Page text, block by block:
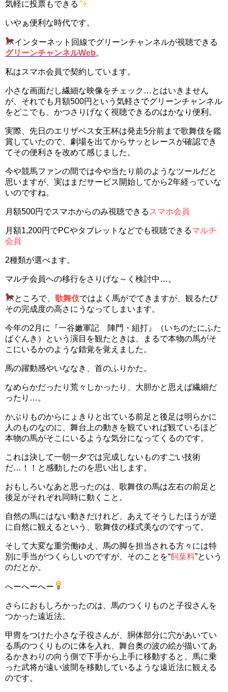
気軽に投票もできる
いやぁ便利な時代です。
インターネット回線でグリーンチャンネルが視聴できる
グリーンチャンネルWeb。
私はスマホ会員で契約しています。
小さな画面だし繊細な映像をチェック…とはいきません
が、それでも月額500円という気軽さでグリーンチャンネル
をどこでも、かつさりげなく視聴できるのはかなり便利。
実際、先日のエリザベス女王杯は発走5分前まで歌舞伎を鑑
賞していたので、劇場を出てからサッとレースが確認でき
てその便利さを改めて感じました。
今や競馬ファンの間では今や当たり前のようなツールだと
思いますが、実はまだサービス開始してから2年経っていな
いのですね。
月額500円でスマホからのみ視聴できる スマホ会員
月額1,200円でPCやタブレットなどでも視聴できるマルチ
会員
2種類が選べます。
マルチ会員への移行をさりげな～く検討中…。
ところで、 歌舞伎ではよく馬がでてきますが、観るたび
その完成度の高さにうなってしまいます。
今年の2月に『一谷嫩軍記 陣門・組打』（いちのたにふた
ばぐんき）という演目を観たときは、まるで本物の馬がそ
こにいるかのような錯覚を覚えました。
馬の躍動感やいななき、首のふりかた。
なめらかだったり荒々しかったり、大胆かと思えば繊細だ
ったり…。
かぶりものからにょきりと出ている前足と後足は明らかに
人のものなのに、舞台上の動きを観ていれば観ているほど
本物の馬がそこにいるような気分になってくるのです。
これは決して一朝一夕では完成しないものすごい技術
だ…！！と感動したのを思い出します。
おもしろいなあと思ったのは、歌舞伎の馬は左右の前足と
後足がそれぞれ同時に動くこと。
自然の馬にはない動きだけれど、あえてそうしたほうが逆
に自然に観えるという、歌舞伎の様式美なのですって。
そして大変な重労働ゆえ、馬の脚を担当される方々には特
別に手当がつくらしいのですが、そのことを“飼葉料”という
のだとか。
へーへーへー
さらにおもしろかったのは、馬のつくりものと子役さんを
つかった遠近法。
甲冑をつけた小さな子役さんが、胴体部分に穴があいてい
る馬のつくりものに体を入れ、舞台奥の波の絵が描いてあ
るかきわりの向う側で下手から上手に移動すると、馬に乗
った武将が遠い波間を移動しているような遠近法に観える
のです。